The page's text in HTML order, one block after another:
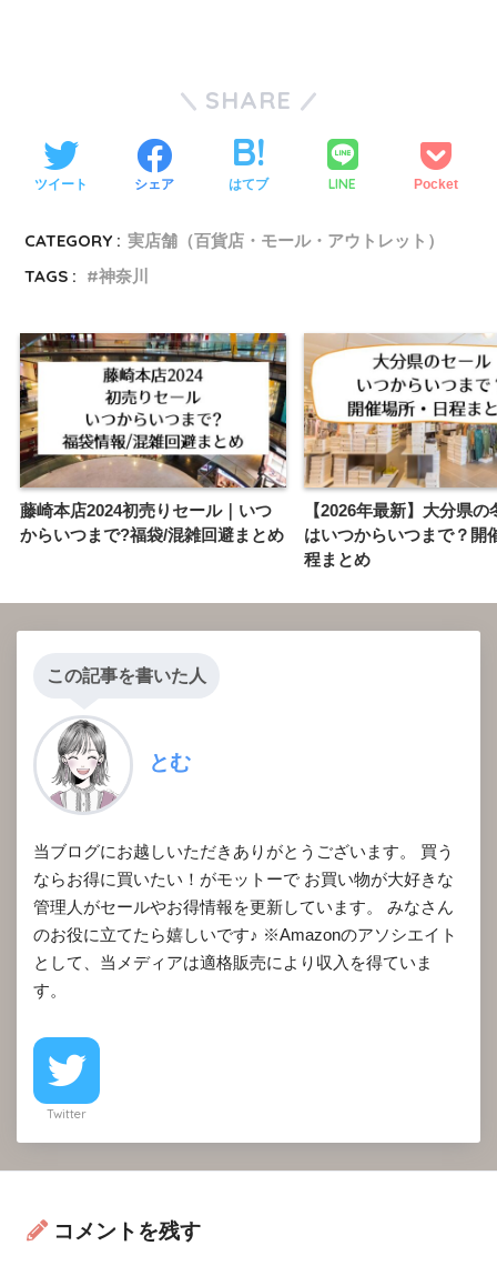
SHARE
ツイート シェア はてブ LINE Pocket
CATEGORY : 実店舗（百貨店・モール・アウトレット）
TAGS :
神奈川
藤崎本店2024初売りセール｜いつ
からいつまで?福袋/混雑回避まとめ
【2026年最新】大分県の
はいつからいつまで？開
程まとめ
この記事を書いた人
とむ
当ブログにお越しいただきありがとうございます。 買う
ならお得に買いたい！がモットーで お買い物が大好きな
管理人がセールやお得情報を更新しています。 みなさん
のお役に立てたら嬉しいです♪ ※Amazonのアソシエイト
として、当メディアは適格販売により収入を得ていま
す。
Twitter
コメントを残す